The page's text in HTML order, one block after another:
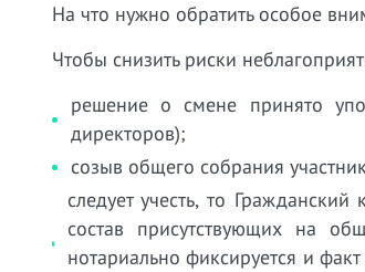
На что нужно обратить особое
Чтобы снизить риски
решение о смене принято
директоров);
созыв общего собрания
следует учесть, то
состав присутствующих на
нотариально фиксируется и